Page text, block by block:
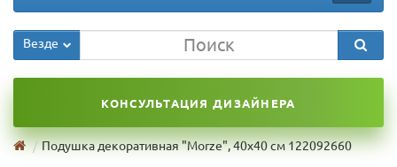
Везде
КОНСУЛЬТАЦИЯ ДИЗАЙНЕРА
Подушка декоративная "Morze", 40х40 см 122092660